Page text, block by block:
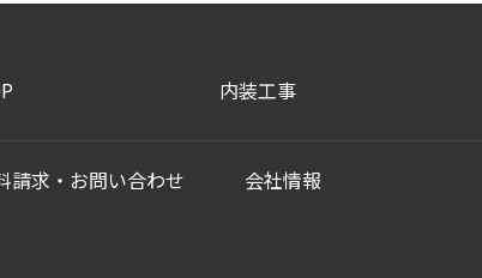
内装工事
請求・お問い合わせ 会社情報